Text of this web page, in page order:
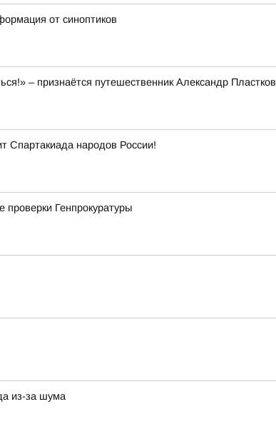
от синоптиков
– признаётся путешественник Александр Пластков
Спартакиада народов России!
проверки Генпрокуратуры
из-за шума